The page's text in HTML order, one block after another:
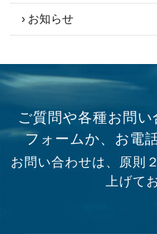
お知らせ
ご質問や各種お問
フォームか、お電
お問い合わせは、原則
上げて